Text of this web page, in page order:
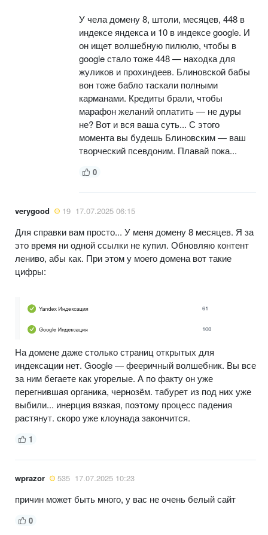
У чела домену 8, штоли, месяцев, 448 в
индексе яндекса и 10 в индексе google. И
он ищет волшебную пилюлю, чтобы в
google стало тоже 448 — находка для
жуликов и прохиндеев. Блиновской бабы
вон тоже бабло таскали полными
карманами. Кредиты брали, чтобы
марафон желаний оплатить — не дуры
не? Вот и вся ваша суть... С этого
момента вы будешь Блиновским — ваш
творческий псевдоним. Плавай пока...
0
verygood 19 17.07.2025 06:15
Для справки вам просто... У меня домену 8 месяцев. Я за
это время ни одной ссылки не купил. Обновляю контент
лениво, абы как. При этом у моего домена вот такие
цифры:
На домене даже столько страниц открытых для
индексации нет. Google — фееричный волшебник. Вы все
за ним бегаете как угорелые. А по факту он уже
перегнившая органика, чернозём. табурет из под них уже
выбили... инерция вязкая, поэтому процесс падения
растянут. скоро уже клоунада закончится.
1
wprazor 535 17.07.2025 10:23
причин может быть много, у вас не очень белый сайт
0